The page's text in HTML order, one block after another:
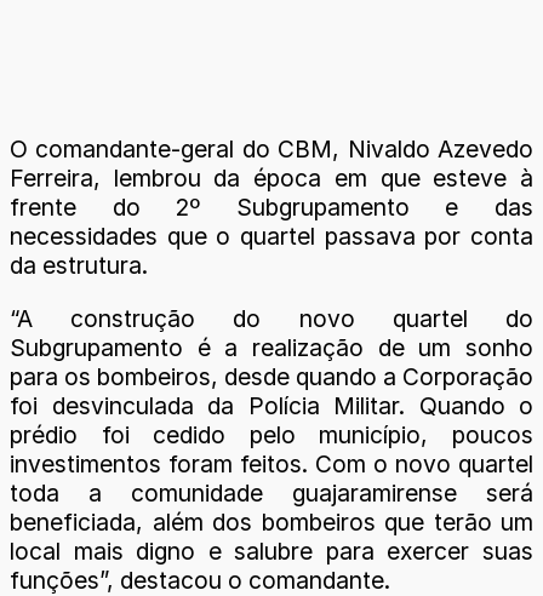
O comandante-geral do CBM, Nivaldo Azevedo
Ferreira, lembrou da época em que esteve à
frente do 2º Subgrupamento e das
necessidades que o quartel passava por conta
da estrutura.
“A construção do novo quartel do
Subgrupamento é a realização de um sonho
para os bombeiros, desde quando a Corporação
foi desvinculada da Polícia Militar. Quando o
prédio foi cedido pelo município, poucos
investimentos foram feitos. Com o novo quartel
toda a comunidade guajaramirense será
beneficiada, além dos bombeiros que terão um
local mais digno e salubre para exercer suas
funções”, destacou o comandante.